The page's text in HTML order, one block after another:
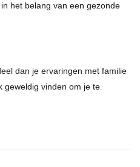
in het belang van een gezonde
dan je ervaringen met familie
geweldig vinden om je te